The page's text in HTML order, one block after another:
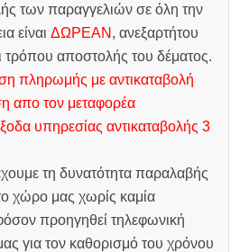
των παραγγελιών σε όλη την
είναιΔΩΡΕΑΝ , ανεξαρτήτου
τρόπου αποστολής του δέματος.
πληρωμής με αντικαταβολή
απο τον μεταφορέα
υπηρεσίας αντικαταβολής 3
τη δυνατότητα παραλαβής
χώρο μας χωρίς καμία
προηγηθεί τηλεφωνική
για τον καθορισμό του χρόνου